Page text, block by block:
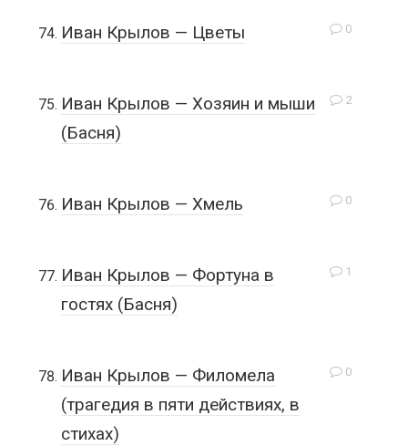
0
Иван Крылов — Цветы
2
Иван Крылов — Хозяин и мыши
(Басня)
0
Иван Крылов — Хмель
1
Иван Крылов — Фортуна в
гостях (Басня)
0
Иван Крылов — Филомела
(трагедия в пяти действиях, в
стихах)